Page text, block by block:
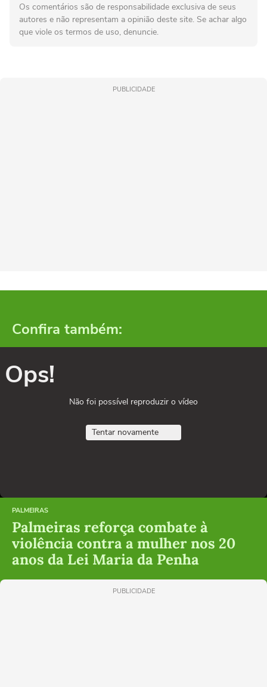
Os comentários são de responsabilidade exclusiva de seus
autores e não representam a opinião deste site. Se achar algo
que viole os termos de uso, denuncie.
PUBLICIDADE
Confira também:
Ops!
Não foi possível reproduzir o vídeo
Tentar novamente
PALMEIRAS
Palmeiras reforça combate à
violência contra a mulher nos 20
anos da Lei Maria da Penha
PUBLICIDADE